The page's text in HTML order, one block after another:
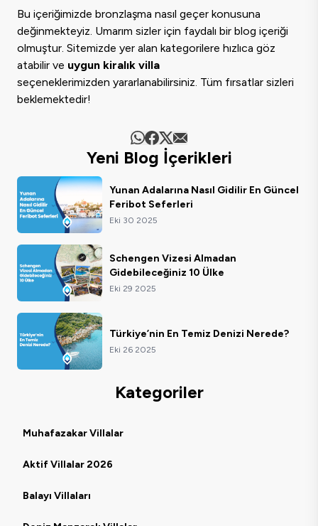
Bu içeriğimizde bronzlaşma nasıl geçer konusuna
değinmekteyiz. Umarım sizler için faydalı bir blog içeriği
olmuştur. Sitemizde yer alan kategorilere hızlıca göz
atabilir ve uygun kiralık villa
seçeneklerimizden yararlanabilirsiniz. Tüm fırsatlar sizleri
beklemektedir!
Yeni Blog İçerikleri
Yunan Adalarına Nasıl Gidilir En Güncel
Feribot Seferleri
Eki 30 2025
Schengen Vizesi Almadan
Gidebileceğiniz 10 Ülke
Eki 29 2025
Türkiye’nin En Temiz Denizi Nerede?
Eki 26 2025
Kategoriler
Muhafazakar Villalar
Aktif Villalar 2026
Balayı Villaları